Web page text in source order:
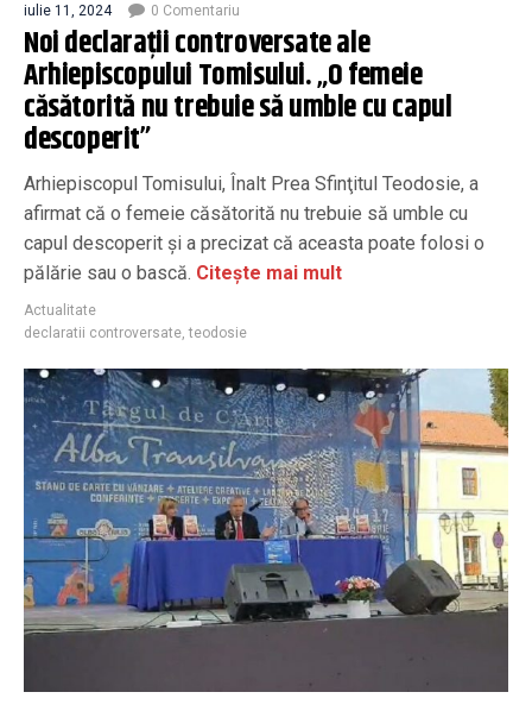
iulie 11, 2024 0 Comentariu
Noi declarații controversate ale
Arhiepiscopului Tomisului. „O femeie
căsătorită nu trebuie să umble cu capul
descoperit”
Arhiepiscopul Tomisului, Înalt Prea Sfinţitul Teodosie, a
afirmat că o femeie căsătorită nu trebuie să umble cu
capul descoperit şi a precizat că aceasta poate folosi o
pălărie sau o bască. Citește mai mult
Actualitate
declaratii controversate,teodosie